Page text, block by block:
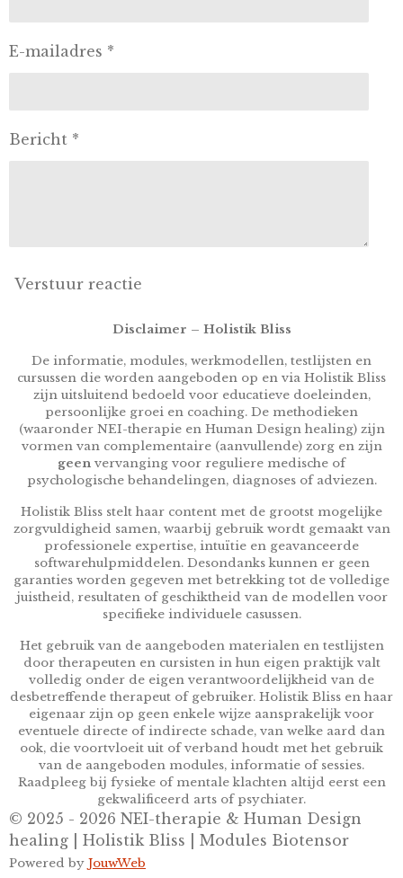
E-mailadres *
Bericht *
Verstuur reactie
Disclaimer – Holistik Bliss
De informatie, modules, werkmodellen, testlijsten en
cursussen die worden aangeboden op en via Holistik Bliss
zijn uitsluitend bedoeld voor educatieve doeleinden,
persoonlijke groei en coaching. De methodieken
(waaronder NEI-therapie en Human Design healing) zijn
vormen van complementaire (aanvullende) zorg en zijn
geen vervanging voor reguliere medische of
psychologische behandelingen, diagnoses of adviezen.
Holistik Bliss stelt haar content met de grootst mogelijke
zorgvuldigheid samen, waarbij gebruik wordt gemaakt van
professionele expertise, intuïtie en geavanceerde
softwarehulpmiddelen. Desondanks kunnen er geen
garanties worden gegeven met betrekking tot de volledige
juistheid, resultaten of geschiktheid van de modellen voor
specifieke individuele casussen.
Het gebruik van de aangeboden materialen en testlijsten
door therapeuten en cursisten in hun eigen praktijk valt
volledig onder de eigen verantwoordelijkheid van de
desbetreffende therapeut of gebruiker. Holistik Bliss en haar
eigenaar zijn op geen enkele wijze aansprakelijk voor
eventuele directe of indirecte schade, van welke aard dan
ook, die voortvloeit uit of verband houdt met het gebruik
van de aangeboden modules, informatie of sessies.
Raadpleeg bij fysieke of mentale klachten altijd eerst een
gekwalificeerd arts of psychiater.
© 2025 - 2026 NEI-therapie & Human Design
healing | Holistik Bliss | Modules Biotensor
Powered by JouwWeb